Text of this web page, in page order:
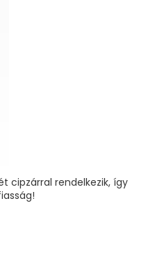
cipzárral rendelkezik, így